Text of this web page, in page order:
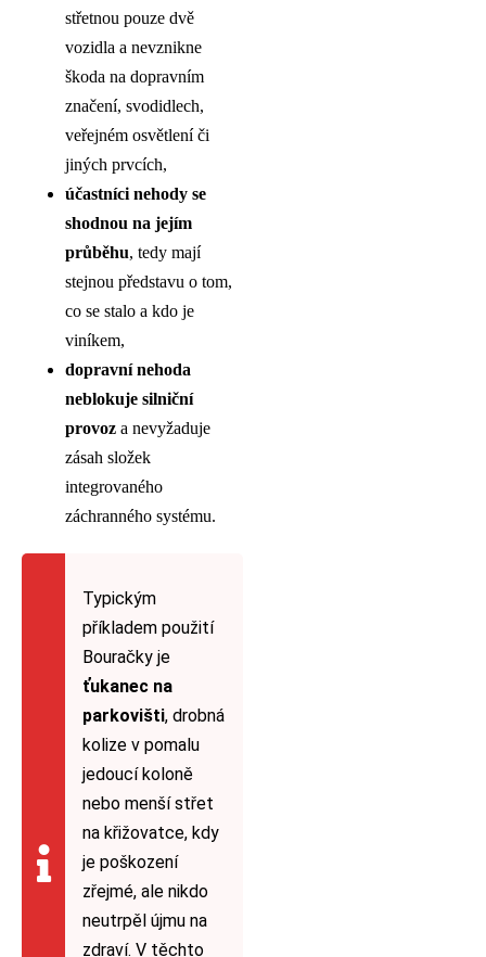
střetnou pouze dvě
vozidla a nevznikne
škoda na dopravním
značení, svodidlech,
veřejném osvětlení či
jiných prvcích,
účastníci nehody se
shodnou na jejím
průběhu, tedy mají
stejnou představu o tom,
co se stalo a kdo je
viníkem,
dopravní nehoda
neblokuje silniční
provoz a nevyžaduje
zásah složek
integrovaného
záchranného systému.
Typickým
příkladem použití
Bouračky je
ťukanec na
parkovišti, drobná
kolize v pomalu
jedoucí koloně
nebo menší střet
na křižovatce, kdy
je poškození
zřejmé, ale nikdo
neutrpěl újmu na
zdraví. V těchto